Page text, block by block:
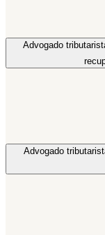
Advogado
Advogado